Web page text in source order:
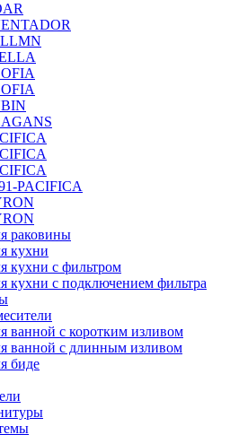
PACIFICA
раковины
кухни
кухни с фильтром
кухни с подключением фильтра
ванной с коротким изливом
ванной с длинным изливом
биде